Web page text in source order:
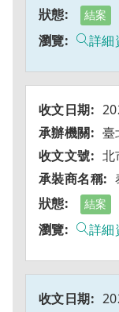
結案
詳細
臺
北
結案
詳細